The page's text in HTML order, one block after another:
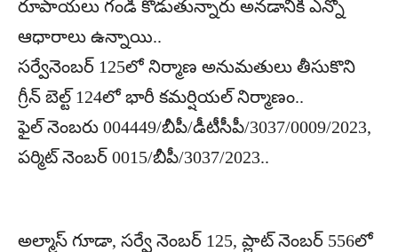
రూపాయలు గండి కొడుతున్నారు అనడానికి ఎన్నో
ఆధారాలు ఉన్నాయి..
సర్వేనెంబర్‌ 125లో నిర్మాణ అనుమతులు తీసుకొని
గ్రీన్‌ బెల్ట్‌ 124లో భారీ కమర్షియల్‌ నిర్మాణం..
ఫైల్‌ నెంబరు 004449/బీపీ/డీటీసీపీ/3037/0009/2023,
పర్మిట్‌ నెంబర్‌ 0015/బీపీ/3037/2023..
అల్మాస్‌ గూడా, సర్వే నెంబర్‌ 125, ప్లాట్‌ నెంబర్‌ 556లో